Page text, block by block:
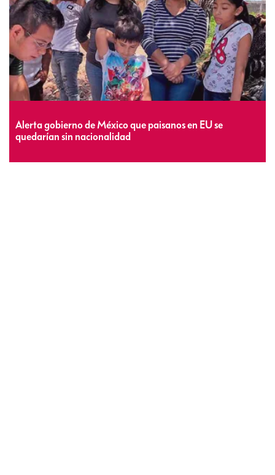
Alerta gobierno de México que paisanos en EU se
quedarían sin nacionalidad